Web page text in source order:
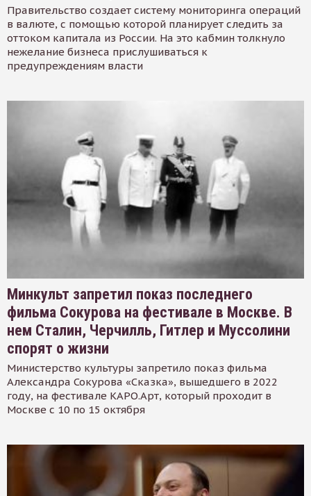
Правительство создает систему мониторинга операций
в валюте, с помощью которой планирует следить за
оттоком капитала из России. На это кабмин толкнуло
нежелание бизнеса прислушиваться к
предупреждениям власти
Минкульт запретил показ последнего
фильма Сокурова на фестивале в Москве. В
нем Сталин, Черчилль, Гитлер и Муссолини
спорят о жизни
Министерство культуры запретило показ фильма
Александра Сокурова «Сказка», вышедшего в 2022
году, на фестивале КАРО.Арт, который проходит в
Москве с 10 по 15 октября